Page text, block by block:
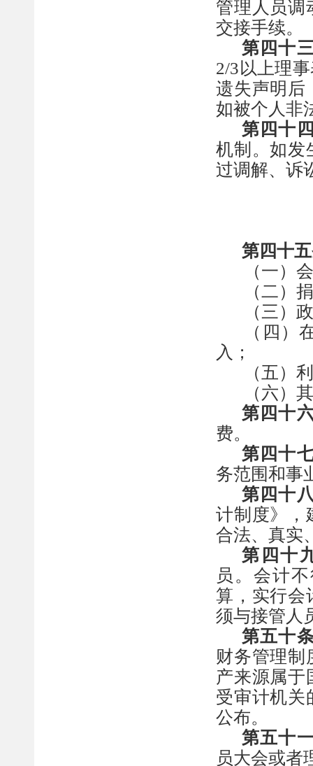
管理人员调
交接手续。
第 四十
2/3以上理
遗失声明 后
如被个人非
第 四十
机制。如发
过调解、诉
第四十五
（一）
（二）
（三）
（四）
入；
（五）
（六）
第四十
费。
第 四十
务范围和事
第 四十
计制度》，
合法、真实
第 四十
员。会计
算，实行会
须与接管人
第五十
财务管理制
产来源属于
受审计机关
公布。
第五十
员大会或者